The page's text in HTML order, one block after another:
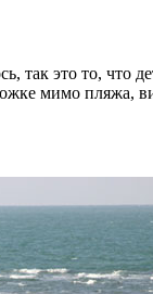
так это то, что
мимо пляжа,